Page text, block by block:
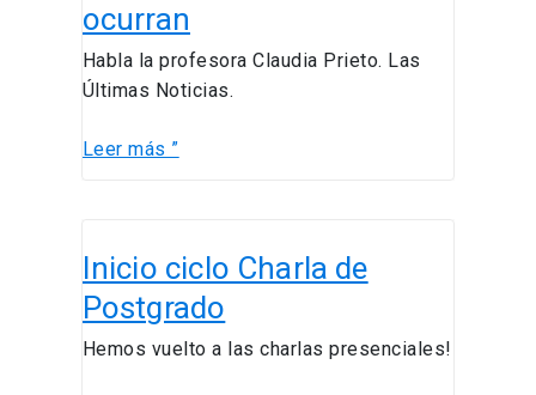
ocurran
Habla la profesora Claudia Prieto. Las
Últimas Noticias.
ataques
antes
que
ocurran
Leer más ”
Inicio ciclo Charla de
Postgrado
Hemos vuelto a las charlas presenciales!
ciclo
Charla
de
Postgrado